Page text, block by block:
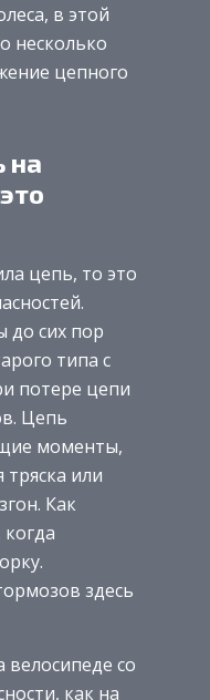
в этой
несколько
цепного
на
цепь, то это
до сих пор
типа с
потере цепи
Цепь
моменты,
тряска или
Как
здесь
велосипеде со
как на